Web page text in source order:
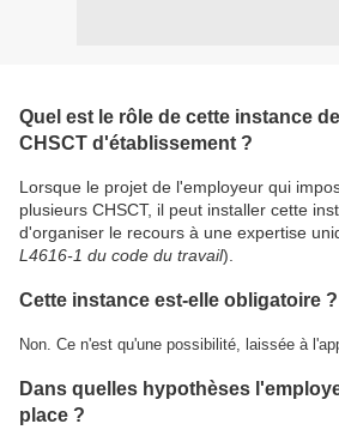
Quel est le rôle de cette instance
CHSCT d'établissement ?
Lorsque le projet de l'employeur qui
plusieurs CHSCT, il peut installer cette
d'organiser le recours à une expertise
L4616-1 du code du travail).
Cette instance est-elle obligatoire ?
Non. Ce n'est qu'une possibilité, laissée à
Dans quelles hypothèses
place ?